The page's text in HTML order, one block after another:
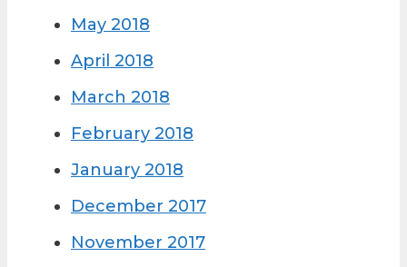
May 2018
April 2018
March 2018
February 2018
January 2018
December 2017
November 2017